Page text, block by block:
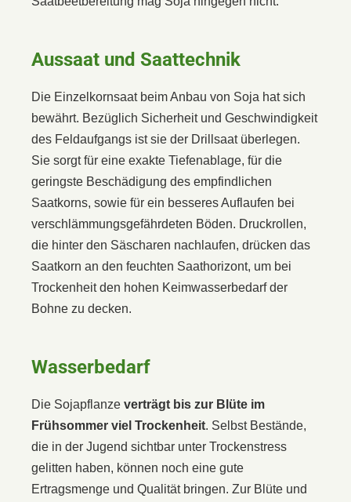
Aussaat und Saattechnik
Die Einzelkornsaat beim Anbau von Soja hat sich
bewährt. Bezüglich Sicherheit und Geschwindigkeit
des Feldaufgangs ist sie der Drillsaat überlegen.
Sie sorgt für eine exakte Tiefenablage, für die
geringste Beschädigung des empfindlichen
Saatkorns, sowie für ein besseres Auflaufen bei
verschlämmungsgefährdeten Böden. Druckrollen,
die hinter den Säscharen nachlaufen, drücken das
Saatkorn an den feuchten Saathorizont, um bei
Trockenheit den hohen Keimwasserbedarf der
Bohne zu decken.
Wasserbedarf
Die Sojapflanze verträgt bis zur Blüte im
Frühsommer viel Trockenheit. Selbst Bestände,
die in der Jugend sichtbar unter Trockenstress
gelitten haben, können noch eine gute
Ertragsmenge und Qualität bringen. Zur Blüte und